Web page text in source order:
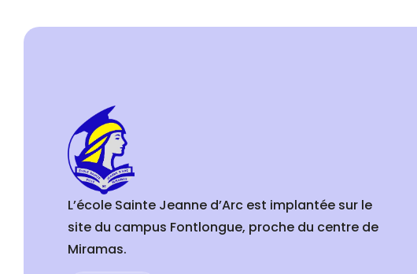
L’école Sainte Jeanne d’Arc est implantée sur le
site du campus Fontlongue, proche du centre de
Miramas.